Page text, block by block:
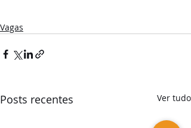
Vagas
Posts recentes Ver tudo